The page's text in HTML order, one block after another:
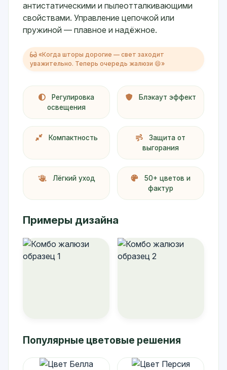
антистатическими и пылеотталкивающими
свойствами. Управление цепочкой или
пружиной — плавное и надёжное.
«Когда шторы дорогие — свет заходит
уважительно. Теперь очередь жалюзи 😄»
Регулировка
освещения
Блэкаут эффект
Компактность
Защита от
выгорания
Лёгкий уход
50+ цветов и
фактур
Примеры дизайна
Популярные цветовые решения